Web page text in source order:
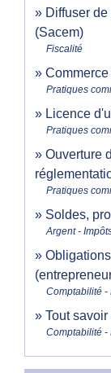
Diffuser
(Sacem)
Fiscalité
Pratiques
Licence
Pratiques
Ouverture
Pratiques
Soldes,
Argent -
Comptabilité -
Tout
Comptabilité -